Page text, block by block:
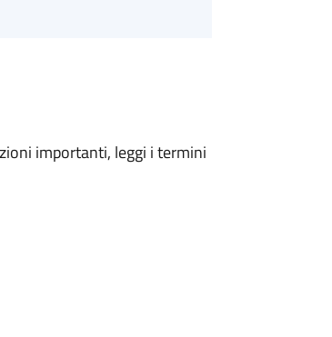
importanti, leggi i termini